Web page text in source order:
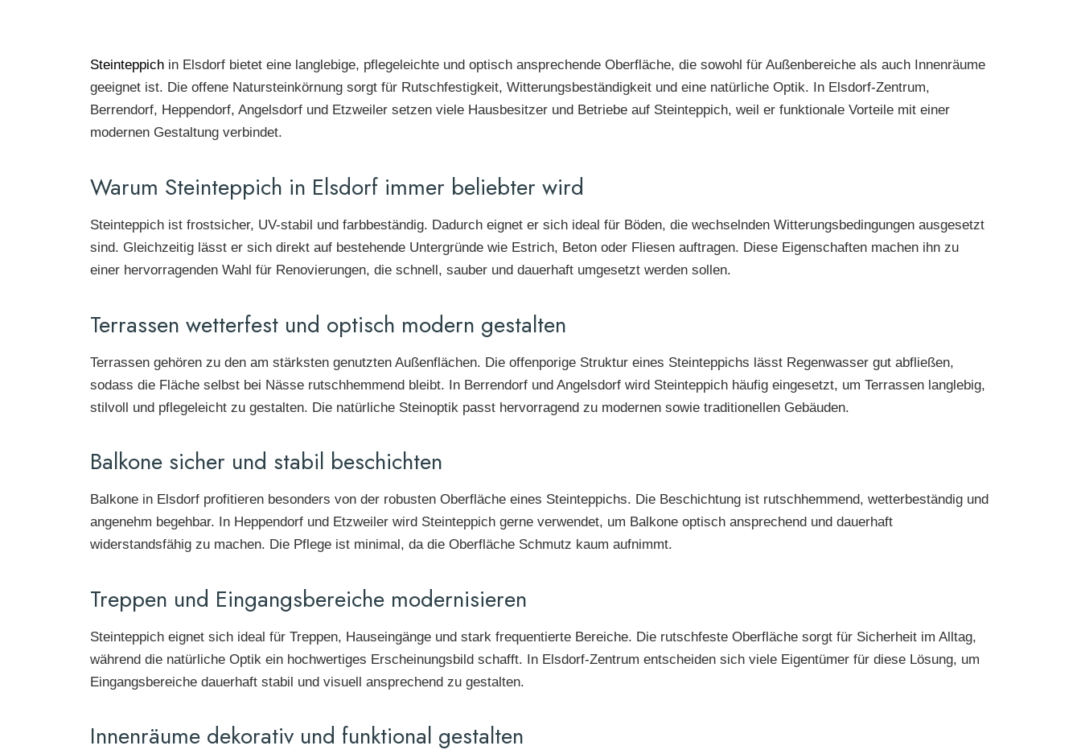
Steinteppich in Elsdorf bietet eine langlebige, pflegeleichte und optisch ansprechende Oberfläche, die sowohl für Außenbereiche als auch Innenräume
geeignet ist. Die offene Natursteinkörnung sorgt für Rutschfestigkeit, Witterungsbeständigkeit und eine natürliche Optik. In Elsdorf-Zentrum,
Berrendorf, Heppendorf, Angelsdorf und Etzweiler setzen viele Hausbesitzer und Betriebe auf Steinteppich, weil er funktionale Vorteile mit einer
modernen Gestaltung verbindet.
Warum Steinteppich in Elsdorf immer beliebter wird
Steinteppich ist frostsicher, UV-stabil und farbbeständig. Dadurch eignet er sich ideal für Böden, die wechselnden Witterungsbedingungen ausgesetzt
sind. Gleichzeitig lässt er sich direkt auf bestehende Untergründe wie Estrich, Beton oder Fliesen auftragen. Diese Eigenschaften machen ihn zu
einer hervorragenden Wahl für Renovierungen, die schnell, sauber und dauerhaft umgesetzt werden sollen.
Terrassen wetterfest und optisch modern gestalten
Terrassen gehören zu den am stärksten genutzten Außenflächen. Die offenporige Struktur eines Steinteppichs lässt Regenwasser gut abfließen,
sodass die Fläche selbst bei Nässe rutschhemmend bleibt. In Berrendorf und Angelsdorf wird Steinteppich häufig eingesetzt, um Terrassen langlebig,
stilvoll und pflegeleicht zu gestalten. Die natürliche Steinoptik passt hervorragend zu modernen sowie traditionellen Gebäuden.
Balkone sicher und stabil beschichten
Balkone in Elsdorf profitieren besonders von der robusten Oberfläche eines Steinteppichs. Die Beschichtung ist rutschhemmend, wetterbeständig und
angenehm begehbar. In Heppendorf und Etzweiler wird Steinteppich gerne verwendet, um Balkone optisch ansprechend und dauerhaft
widerstandsfähig zu machen. Die Pflege ist minimal, da die Oberfläche Schmutz kaum aufnimmt.
Treppen und Eingangsbereiche modernisieren
Steinteppich eignet sich ideal für Treppen, Hauseingänge und stark frequentierte Bereiche. Die rutschfeste Oberfläche sorgt für Sicherheit im Alltag,
während die natürliche Optik ein hochwertiges Erscheinungsbild schafft. In Elsdorf-Zentrum entscheiden sich viele Eigentümer für diese Lösung, um
Eingangsbereiche dauerhaft stabil und visuell ansprechend zu gestalten.
Innenräume dekorativ und funktional gestalten